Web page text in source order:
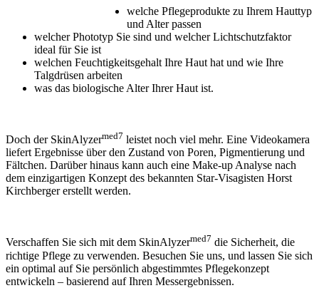
welche Pflegeprodukte zu Ihrem Hauttyp
und Alter passen
welcher Phototyp Sie sind und welcher Lichtschutzfaktor
ideal für Sie ist
welchen Feuchtigkeitsgehalt Ihre Haut hat und wie Ihre
Talgdrüsen arbeiten
was das biologische Alter Ihrer Haut ist.
Doch der SkinAlyzermed7 leistet noch viel mehr. Eine Videokamera
liefert Ergebnisse über den Zustand von Poren, Pigmentierung und
Fältchen. Darüber hinaus kann auch eine Make-up Analyse nach
dem einzigartigen Konzept des bekannten Star-Visagisten Horst
Kirchberger erstellt werden.
Verschaffen Sie sich mit dem SkinAlyzermed7 die Sicherheit, die
richtige Pflege zu verwenden. Besuchen Sie uns, und lassen Sie sich
ein optimal auf Sie persönlich abgestimmtes Pflegekonzept
entwickeln – basierend auf Ihren Messergebnissen.